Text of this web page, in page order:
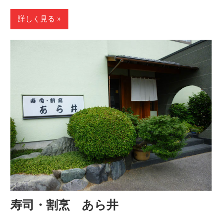
詳しく見る
寿司・割烹 あら井